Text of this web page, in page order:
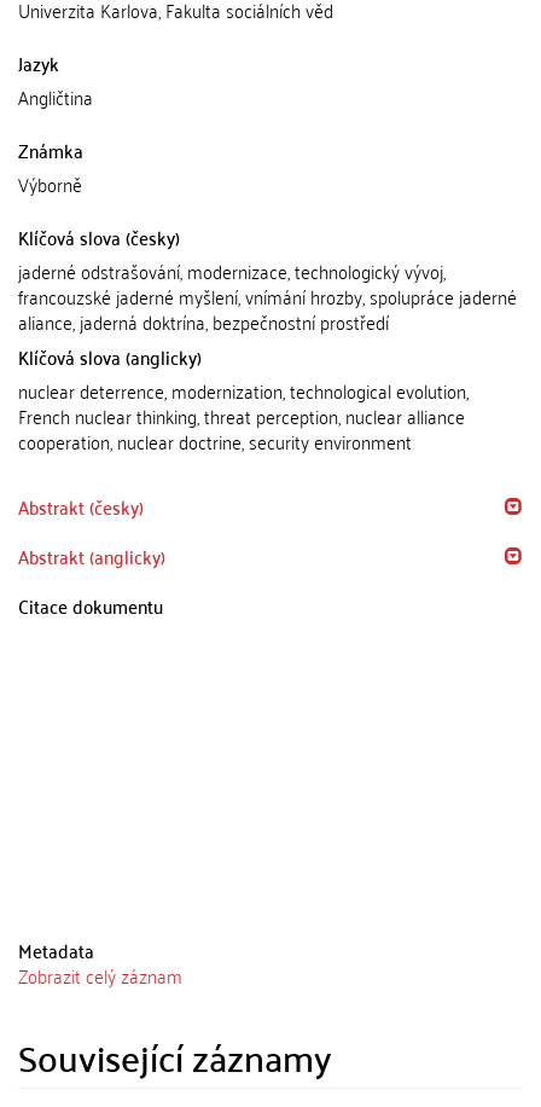
Univerzita Karlova, Fakulta sociálních věd
Jazyk
Angličtina
Známka
Výborně
Klíčová slova (česky)
jaderné odstrašování, modernizace, technologický vývoj,
francouzské jaderné myšlení, vnímání hrozby, spolupráce jaderné
aliance, jaderná doktrína, bezpečnostní prostředí
Klíčová slova (anglicky)
nuclear deterrence, modernization, technological evolution,
French nuclear thinking, threat perception, nuclear alliance
cooperation, nuclear doctrine, security environment
Abstrakt (česky)
Abstrakt (anglicky)
Citace dokumentu
Metadata
Zobrazit celý záznam
Související záznamy